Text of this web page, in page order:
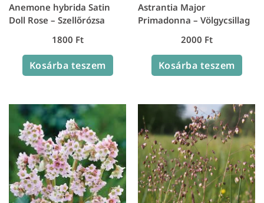
Anemone hybrida Satin
Doll Rose – Szellőrózsa
1800 Ft
Kosárba teszem
Astrantia Major
Primadonna – Völgycsillag
2000 Ft
Kosárba teszem